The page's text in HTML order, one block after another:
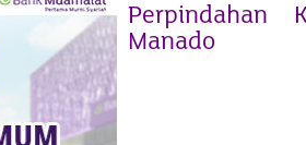
Perpindahan
Manado